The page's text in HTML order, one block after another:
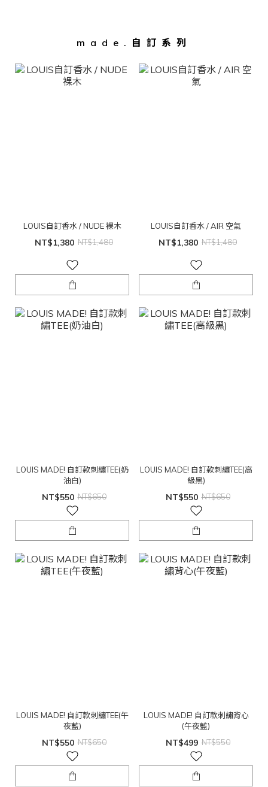
made.自訂系列
LOUIS自訂香水 / NUDE 裸木
NT$1,380 NT$1,480
LOUIS自訂香水 / AIR 空氣
NT$1,380 NT$1,480
LOUIS MADE! 自訂款刺繡TEE(奶
油白)
NT$550 NT$650
LOUIS MADE! 自訂款刺繡TEE(高
級黑)
NT$550 NT$650
LOUIS MADE! 自訂款刺繡TEE(午
夜藍)
NT$550 NT$650
LOUIS MADE! 自訂款刺繡背心
(午夜藍)
NT$499 NT$550